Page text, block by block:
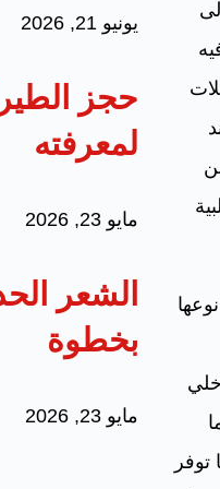
يونيو 21, 2026
حجز
لمعرفته
مايو 23, 2026
الشعر
بخطوة
مايو 23, 2026